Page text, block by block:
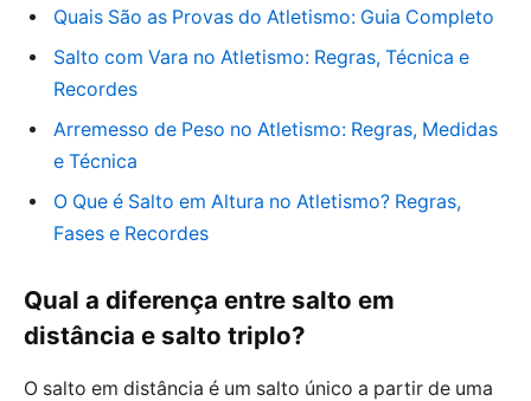
Quais São as Provas do Atletismo: Guia Completo
Salto com Vara no Atletismo: Regras, Técnica e
Recordes
Arremesso de Peso no Atletismo: Regras, Medidas
e Técnica
O Que é Salto em Altura no Atletismo? Regras,
Fases e Recordes
Qual a diferença entre salto em
distância e salto triplo?
O salto em distância é um salto único a partir de uma